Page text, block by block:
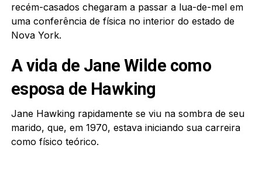
recém-casados ​​chegaram a passar a lua-de-mel em
uma conferência de física no interior do estado de
Nova York.
A vida de Jane Wilde como
esposa de Hawking
Jane Hawking rapidamente se viu na sombra de seu
marido, que, em 1970, estava iniciando sua carreira
como físico teórico.